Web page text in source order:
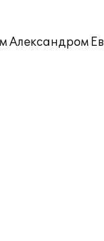
Александром